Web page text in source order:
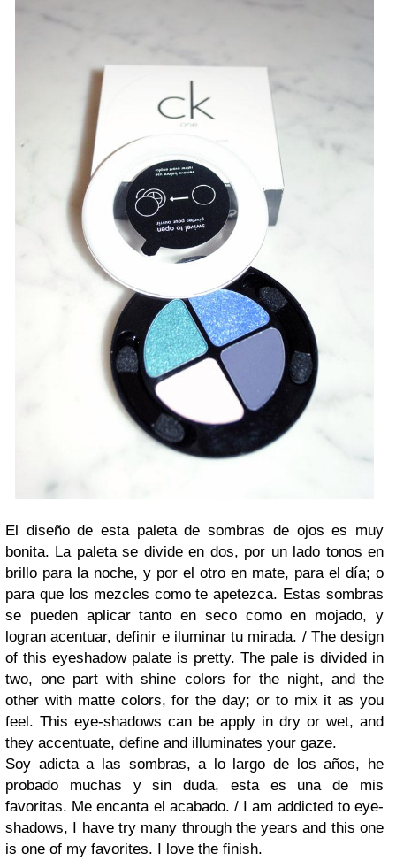
El diseño de esta paleta de sombras de ojos es muy
bonita. La paleta se divide en dos, por un lado tonos en
brillo para la noche, y por el otro en mate, para el día; o
para que los mezcles como te apetezca. Estas sombras
se pueden aplicar tanto en seco como en mojado, y
logran acentuar, definir e iluminar tu mirada. / The design
of this eyeshadow palate is pretty. The pale is divided in
two, one part with shine colors for the night, and the
other with matte colors, for the day; or to mix it as you
feel. This eye-shadows can be apply in dry or wet, and
they accentuate, define and illuminates your gaze.
Soy adicta a las sombras, a lo largo de los años, he
probado muchas y sin duda, esta es una de mis
favoritas. Me encanta el acabado. / I am addicted to eye-
shadows, I have try many through the years and this one
is one of my favorites. I love the finish.